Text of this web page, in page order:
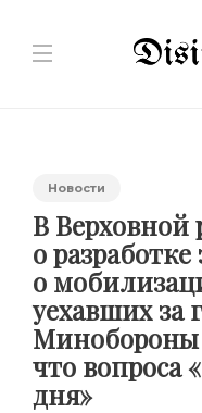
Новости
В Верховной
о
о
уехавших за
Минобороны
что вопроса
дня»